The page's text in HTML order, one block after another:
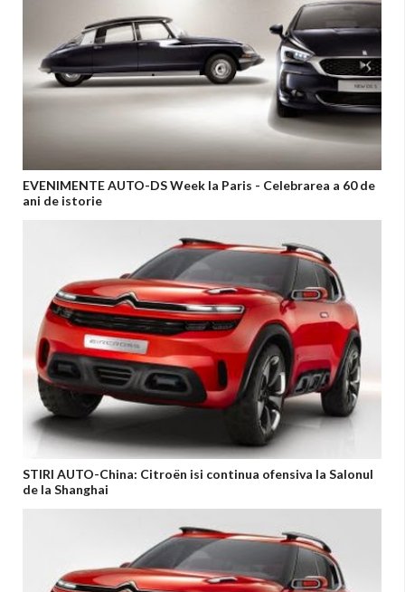
EVENIMENTE AUTO-DS Week la Paris - Celebrarea a 60 de
ani de istorie
STIRI AUTO-China: Citroën isi continua ofensiva la Salonul
de la Shanghai